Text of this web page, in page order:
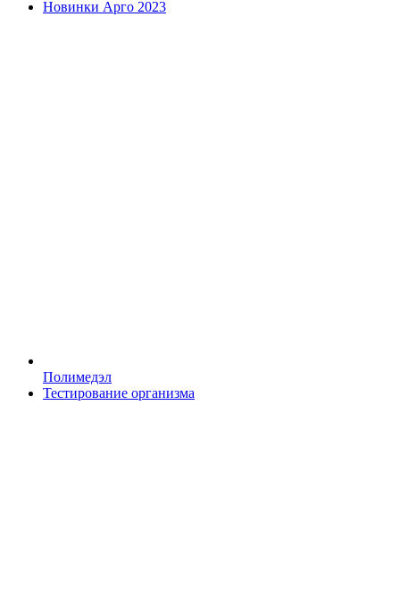
Новинки Арго 2023
Полимедэл
Тестирование организма